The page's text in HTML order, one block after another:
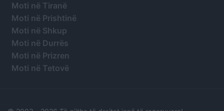
Moti në Tiranë
Moti në Prishtinë
Moti në Shkup
Moti në Durrës
Moti në Prizren
Moti në Tetovë